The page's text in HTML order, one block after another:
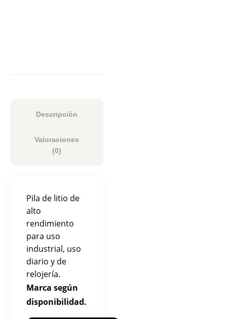
Descripción
Valoraciones
(0)
Pila de litio de
alto
rendimiento
para uso
industrial, uso
diario y de
relojería.
Marca según
disponibilidad.